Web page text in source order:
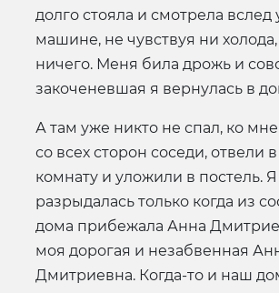
долго стояла и смотрела
машине, не чувствуя ни холода,
ничего. Меня била дрожь и
закоченевшая я вернулась в
А там уже никто не спал, ко
со всех сторон соседи, отвели
комнату и уложили в постель.
разрыдалась только когда из
дома прибежала Анна
моя дорогая и незабвенная
Дмитриевна. Когда-то и наш